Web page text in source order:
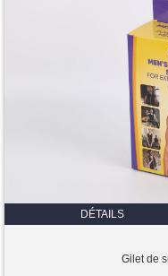
DÉTAILS
Gilet de